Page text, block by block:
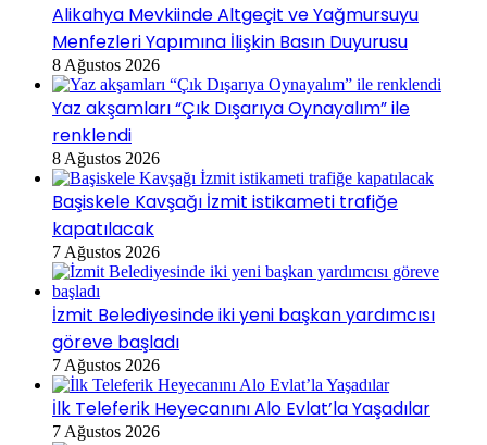
Alikahya Mevkiinde Altgeçit ve Yağmursuyu
Menfezleri Yapımına İlişkin Basın Duyurusu
8 Ağustos 2026
Yaz akşamları “Çık Dışarıya Oynayalım” ile
renklendi
8 Ağustos 2026
Başiskele Kavşağı İzmit istikameti trafiğe
kapatılacak
7 Ağustos 2026
İzmit Belediyesinde iki yeni başkan yardımcısı
göreve başladı
7 Ağustos 2026
İlk Teleferik Heyecanını Alo Evlat’la Yaşadılar
7 Ağustos 2026